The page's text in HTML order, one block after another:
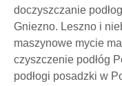
doczyszczanie
Gniezno. Leszno i
maszynowe mycie
czyszczenie podłóg
podłogi posadzki w